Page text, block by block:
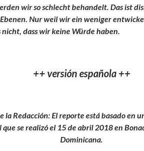
wir so schlecht behandelt. Das ist
Nur weil wir ein weniger
dass wir keine Würde haben.
++ versión española ++
la Redacción: El reporte está basado en
que se realizó el 15 de abril2018 en
Dominicana.